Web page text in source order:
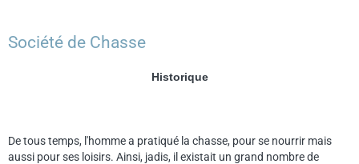
Société de Chasse
Historique
De tous temps, l'homme a pratiqué la chasse, pour se nourrir mais
aussi pour ses loisirs. Ainsi, jadis, il existait un grand nombre de